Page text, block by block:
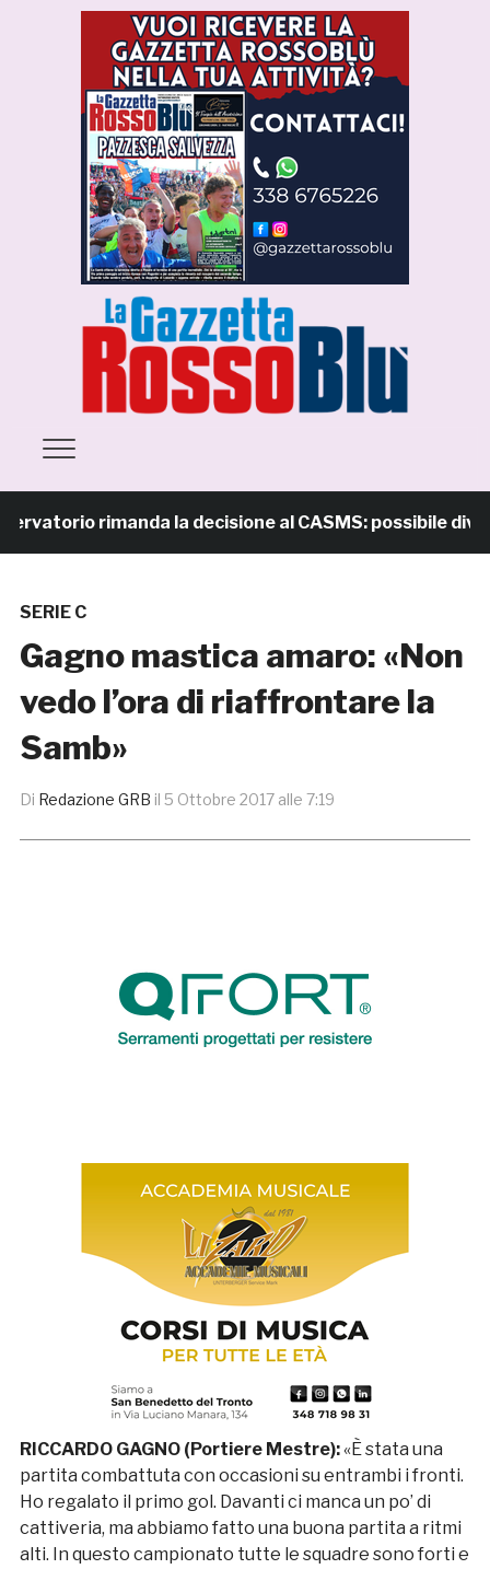
rimanda la decisione al CASMS: possibile divieto
SERIE C
Gagno mastica amaro: «Non
vedo l’ora di riaffrontare la
Samb»
Di Redazione GRB il 5 Ottobre 2017 alle 7:19
RICCARDO GAGNO (Portiere Mestre):«È stata una
partita combattuta con occasioni su entrambi i fronti.
Ho regalato il primo gol. Davanti ci manca un po’ di
cattiveria, ma abbiamo fatto una buona partita a ritmi
alti. In questo campionato tutte le squadre sono forti e